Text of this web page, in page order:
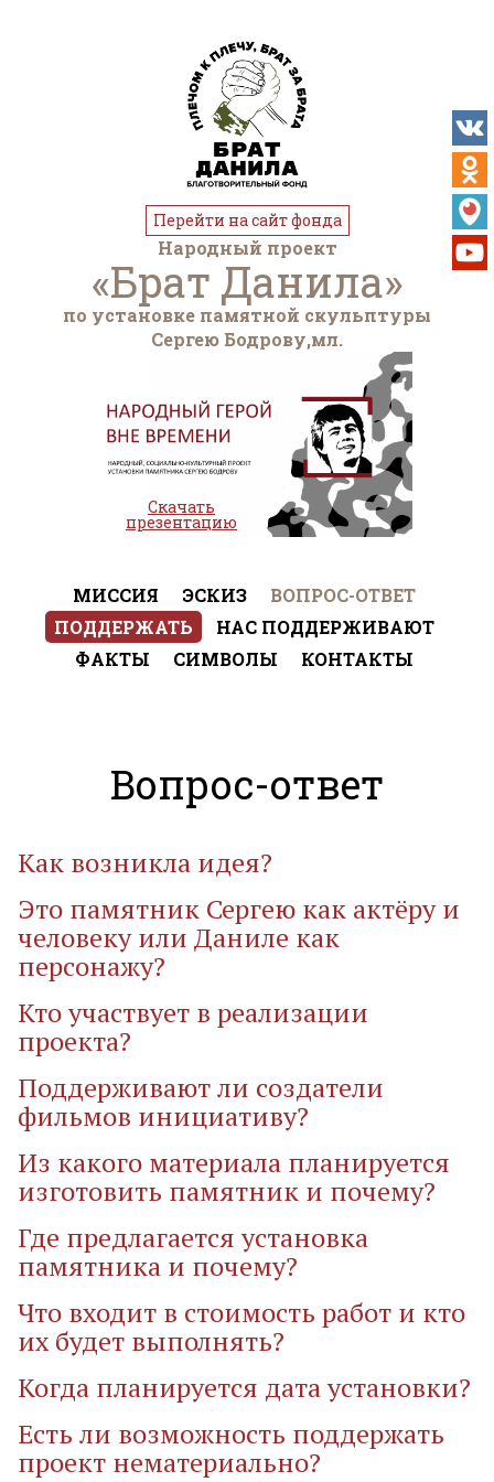
Перейти на сайт фонда
Народный проект
«Брат Данила»
по установке памятной скульптуры
Сергею Бодрову,мл.
Скачать
презентацию
МИССИЯ ЭСКИЗ
ВОПРОС-ОТВЕТ
ПОДДЕРЖАТЬ
НАС ПОДДЕРЖИВАЮТ
ФАКТЫ
СИМВОЛЫ КОНТАКТЫ
Вопрос-ответ
Как возникла идея?
Это памятник Сергею как актёру и
человеку или Даниле как
персонажу?
Кто участвует в реализации
проекта?
Поддерживают ли создатели
фильмов инициативу?
Из какого материала планируется
изготовить памятник и почему?
Где предлагается установка
памятника и почему?
Что входит в стоимость работ и кто
их будет выполнять?
Когда планируется дата установки?
Есть ли возможность поддержать
проект нематериально?